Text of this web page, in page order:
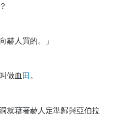
赫人買的。」
做血田。
就藉著赫人定準歸與亞伯拉